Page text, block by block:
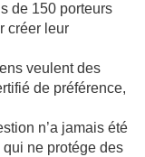
de 150 porteurs
créer leur
veulent des
de préférence,
n’a jamais été
qui ne protége des